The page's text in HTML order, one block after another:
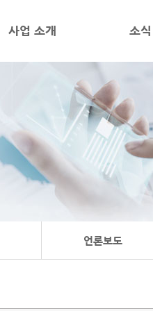
사업 소개 소식
언론보도